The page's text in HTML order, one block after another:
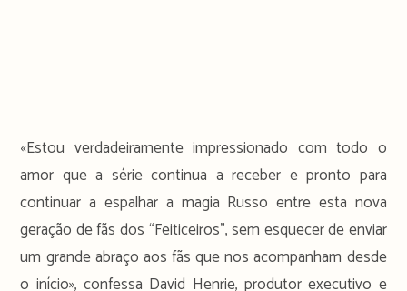
«Estou verdadeiramente impressionado com todo o
amor que a série continua a receber e pronto para
continuar a espalhar a magia Russo entre esta nova
geração de fãs dos “Feiticeiros”, sem esquecer de enviar
um grande abraço aos fãs que nos acompanham desde
o início», confessa David Henrie, produtor executivo e